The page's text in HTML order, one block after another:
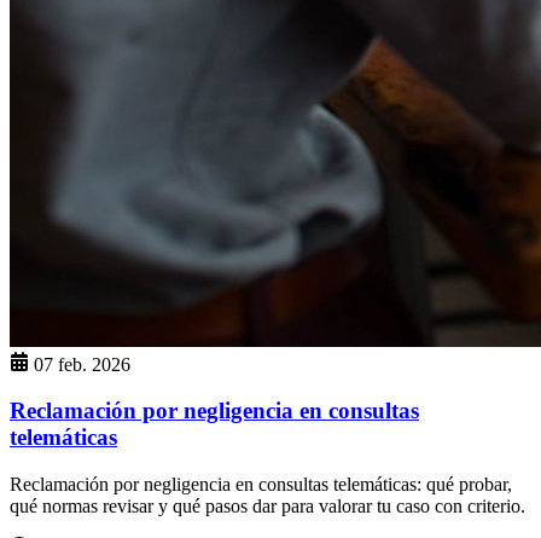
07 feb. 2026
Reclamación por negligencia en consultas
telemáticas
Reclamación por negligencia en consultas telemáticas: qué probar,
qué normas revisar y qué pasos dar para valorar tu caso con criterio.